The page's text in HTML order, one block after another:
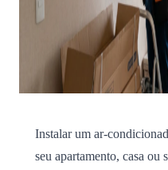
Instalar um ar-
seu apartamento, casa ou